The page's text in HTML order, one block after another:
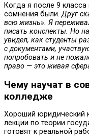
Когда я после 9
сомнения были.Друг
всю жизнь». Я
писать конспекты. Но
увидел, как студенты
с документами,
попробовать и не
право — это живая
Чему научат в
колледже
Хороший юридический
лекции по теории
готовят к реальной